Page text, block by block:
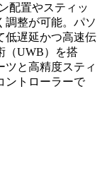
配置やスティッ
調整が可能。パソ
低遅延かつ高速伝
（UWB）を搭
ツと高精度スティ
ントローラーで